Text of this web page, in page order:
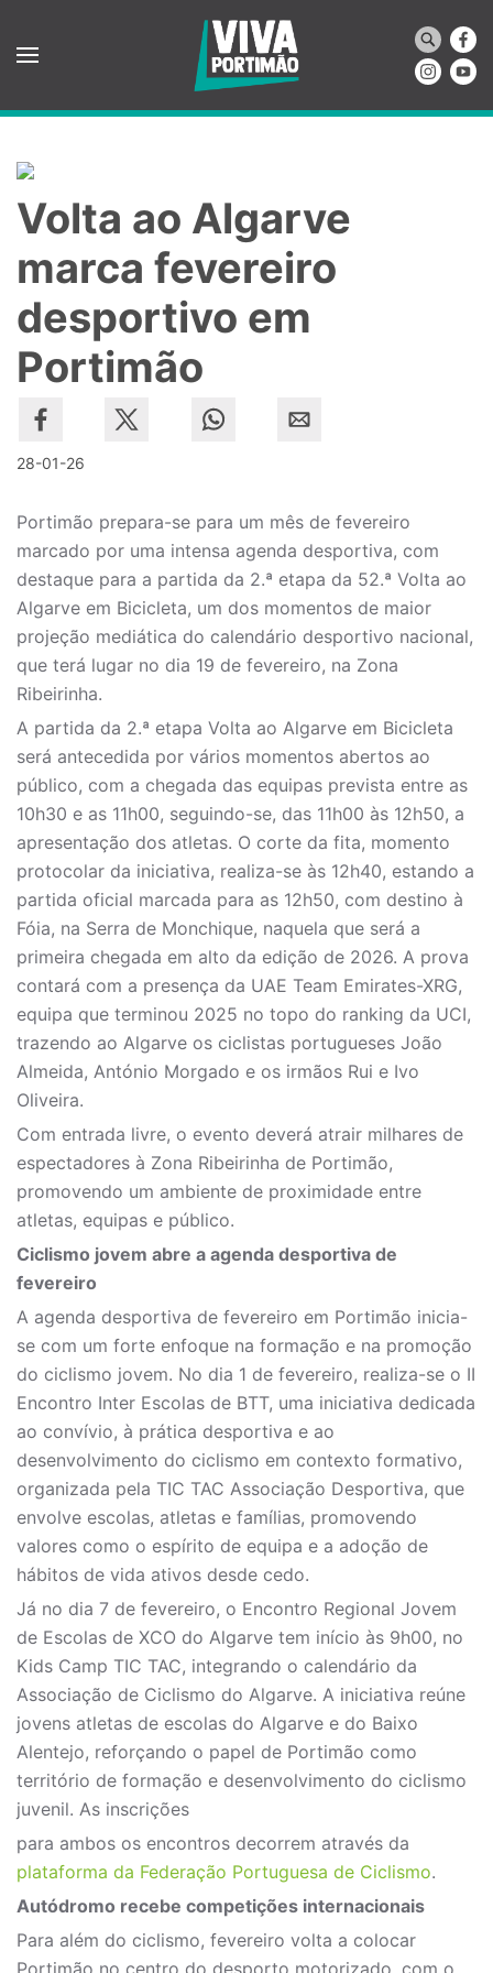
Saltar para o conteúdo principal
Volta ao Algarve
marca fevereiro
desportivo em
Portimão
28-01-26
Portimão prepara-se para um mês de fevereiro
marcado por uma intensa agenda desportiva, com
destaque para a partida da 2.ª etapa da 52.ª Volta ao
Algarve em Bicicleta, um dos momentos de maior
projeção mediática do calendário desportivo nacional,
que terá lugar no dia 19 de fevereiro, na Zona
Ribeirinha.
A partida da 2.ª etapa Volta ao Algarve em Bicicleta
será antecedida por vários momentos abertos ao
público, com a chegada das equipas prevista entre as
10h30 e as 11h00, seguindo-se, das 11h00 às 12h50, a
apresentação dos atletas. O corte da fita, momento
protocolar da iniciativa, realiza-se às 12h40, estando a
partida oficial marcada para as 12h50, com destino à
Fóia, na Serra de Monchique, naquela que será a
primeira chegada em alto da edição de 2026. A prova
contará com a presença da UAE Team Emirates-XRG,
equipa que terminou 2025 no topo do ranking da UCI,
trazendo ao Algarve os ciclistas portugueses João
Almeida, António Morgado e os irmãos Rui e Ivo
Oliveira.
Com entrada livre, o evento deverá atrair milhares de
espectadores à Zona Ribeirinha de Portimão,
promovendo um ambiente de proximidade entre
atletas, equipas e público.
Ciclismo jovem abre a agenda desportiva de
fevereiro
A agenda desportiva de fevereiro em Portimão inicia-
se com um forte enfoque na formação e na promoção
do ciclismo jovem. No dia 1 de fevereiro, realiza-se o II
Encontro Inter Escolas de BTT, uma iniciativa dedicada
ao convívio, à prática desportiva e ao
desenvolvimento do ciclismo em contexto formativo,
organizada pela TIC TAC Associação Desportiva, que
envolve escolas, atletas e famílias, promovendo
valores como o espírito de equipa e a adoção de
hábitos de vida ativos desde cedo.
Já no dia 7 de fevereiro, o Encontro Regional Jovem
de Escolas de XCO do Algarve tem início às 9h00, no
Kids Camp TIC TAC, integrando o calendário da
Associação de Ciclismo do Algarve. A iniciativa reúne
jovens atletas de escolas do Algarve e do Baixo
Alentejo, reforçando o papel de Portimão como
território de formação e desenvolvimento do ciclismo
juvenil. As inscrições
para ambos os encontros decorrem através da
plataforma da Federação Portuguesa de Ciclismo.
Autódromo recebe competições internacionais
Para além do ciclismo, fevereiro volta a colocar
Portimão no centro do desporto motorizado, com o